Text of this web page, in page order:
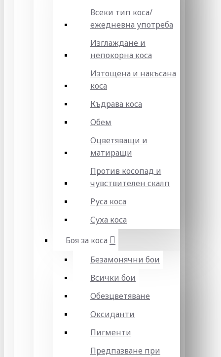
Всеки тип коса/
ежедневна употреба
Изглаждане и
непокорна коса
Изтощена и накъсана
коса
Къдрава коса
Обем
Оцветяващи и
матиращи
Против косопад и
чувствителен скалп
Руса коса
Суха коса
Боя за коса
Безамонячни бои
Всички бои
Обезцветяване
Оксиданти
Пигменти
Предпазване при